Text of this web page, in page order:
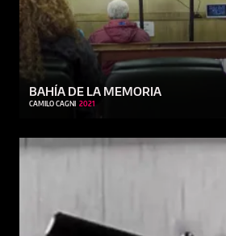
BAHÍA DE LA MEMORIA
CAMILO CAGNI 2021